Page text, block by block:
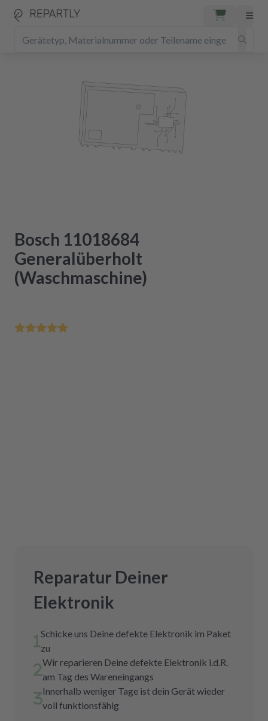
Bosch 11018684
Generalüberholt
(Waschmaschine)
Reparatur Deiner
Elektronik
Schicke uns Deine defekte Elektronik im Paket
zu
Wir reparieren Deine defekte Elektronik i.d.R.
am Tag des Wareneingangs
Innerhalb weniger Tage ist dein Gerät wieder
voll funktionsfähig